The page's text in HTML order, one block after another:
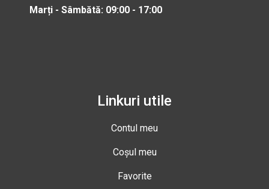
Marți - Sâmbătă: 09:00 - 17:00
Linkuri utile
Contul meu
Coșul meu
Favorite